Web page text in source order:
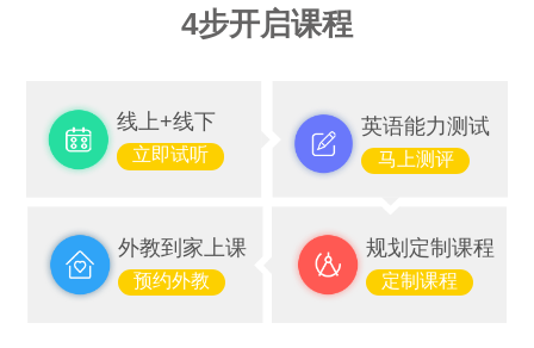
4步开启课程
线上+线下
立即试听
英语能力测试
马上测评
外教到家上课
预约外教
规划定制课程
定制课程